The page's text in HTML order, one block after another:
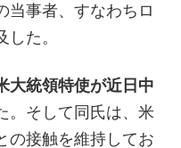
当事者、すなわちロ
た。
大統領特使が近日中
。そして同氏は、米
の接触を維持してお